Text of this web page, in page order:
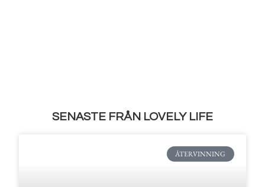
SENASTE FRÅN LOVELY LIFE
ÅTERVINNING